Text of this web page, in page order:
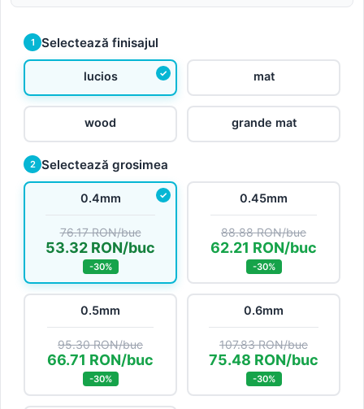
1 Selectează finisajul
lucios mat
wood grande mat
2 Selectează grosimea
0.4mm
76.17 RON/buc
53.32 RON/buc
-30%
0.45mm
88.88 RON/buc
62.21 RON/buc
-30%
0.5mm
95.30 RON/buc
66.71 RON/buc
-30%
0.6mm
107.83 RON/buc
75.48 RON/buc
-30%